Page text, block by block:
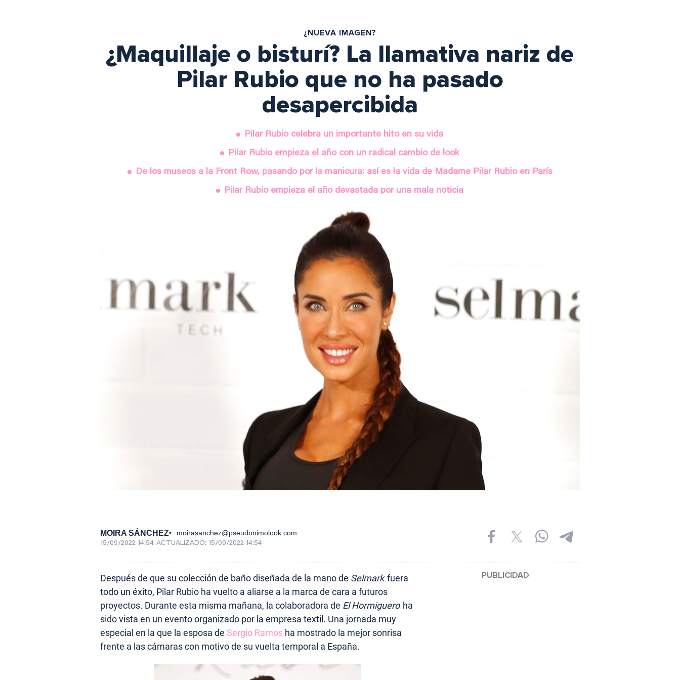
¿NUEVA IMAGEN?
¿Maquillaje o bisturí? La llamativa nariz de
Pilar Rubio que no ha pasado
desapercibida
Pilar Rubio celebra un importante hito en su vida
Pilar Rubio empieza el año con un radical cambio de look
De los museos a la Front Row, pasando por la manicura: así es la vida de Madame Pilar Rubio en París
Pilar Rubio empieza el año devastada por una mala noticia
MOIRA SÁNCHEZ moirasanchez@pseudonimolook.com
15/09/2022 14:54 ACTUALIZADO: 15/09/2022 14:54
Después de que su colección de baño diseñada de la mano de Selmarkfuera
todo un éxito, Pilar Rubio ha vuelto a aliarse a la marca de cara a futuros
proyectos. Durante esta misma mañana, la colaboradora de El Hormiguero ha
sido vista en un evento organizado por la empresa textil. Una jornada muy
especial en la que la esposa de Sergio Ramos ha mostrado la mejor sonrisa
frente a las cámaras con motivo de su vuelta temporal a España.